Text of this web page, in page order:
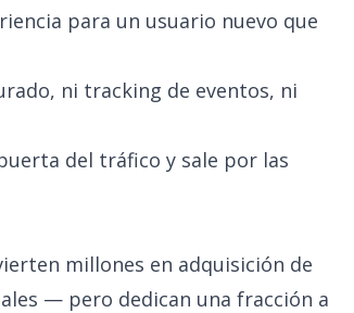
para un usuario nuevo que
ni tracking de eventos, ni
del tráfico y sale por las
millones en adquisición de
— pero dedican una fracción a